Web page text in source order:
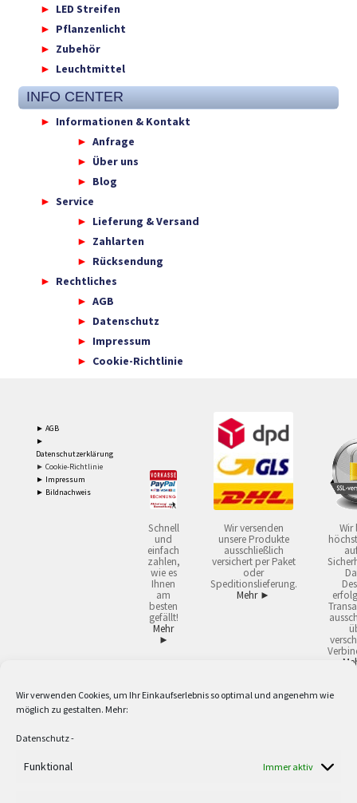
Wir verwenden Cookies, um Ihr Einkaufserlebnis so optimal und angenehm wie
möglich zu gestalten. Mehr:
Datenschutz-
Funktional Immer aktiv
LED Streifen
Pflanzenlicht
Zubehör
Leuchtmittel
INFO CENTER
Informationen & Kontakt
Anfrage
Über uns
Blog
Service
Lieferung & Versand
Zahlarten
Rücksendung
Rechtliches
AGB
Datenschutz
Impressum
Cookie-Richtlinie
► AGB
►
Datenschutzerklärung
► Cookie-Richtlinie
► Impressum
► Bildnachweis
Schnell
und
einfach
zahlen,
wie es
Ihnen
am
besten
gefällt!
Mehr
►
Wir versenden
unsere Produkte
ausschließlich
versichert per Paket
oder
Speditionslieferung.
Mehr ►
Wir
2 Lieferzeiten gelten mit Express-24.
Versandkostenfrei ab 59,90 € Nettowarenwert. Inseln ausgenommen. Unsere
Berufe zur Verwendung in der selbständigen, beruflichen oder gewerblichen